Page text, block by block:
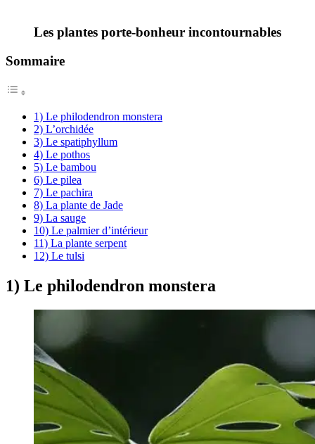
Les plantes porte-bonheur incontournables
Sommaire
1) Le philodendron monstera
2) L’orchidée
3) Le spatiphyllum
4) Le pothos
5) Le bambou
6) Le pilea
7) Le pachira
8) La plante de Jade
9) La sauge
10) Le palmier d’intérieur
11) La plante serpent
12) Le tulsi
1) Le philodendron monstera